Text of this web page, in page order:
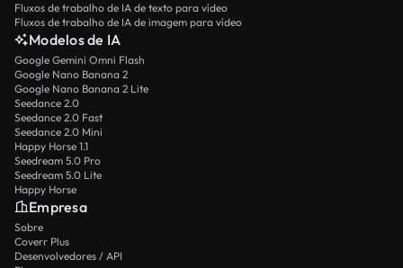
Fluxos de trabalho de IA de texto para vídeo
Fluxos de trabalho de IA de imagem para vídeo
Modelos de IA
Google Gemini Omni Flash
Google Nano Banana 2
Google Nano Banana 2 Lite
Seedance 2.0
Seedance 2.0 Fast
Seedance 2.0 Mini
Happy Horse 1.1
Seedream 5.0 Pro
Seedream 5.0 Lite
Happy Horse
Empresa
Sobre
Coverr Plus
Desenvolvedores / API